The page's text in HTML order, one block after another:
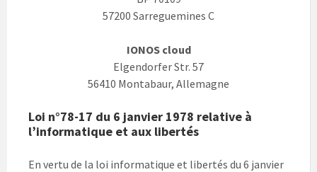
57200 Sarreguemines C
IONOS cloud
Elgendorfer Str. 57
56410 Montabaur, Allemagne
Loi n°78-17 du 6 janvier 1978 relative à
l’informatique et aux libertés
En vertu de la loi informatique et libertés du 6 janvier